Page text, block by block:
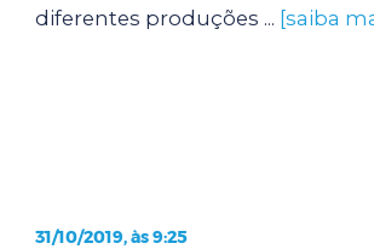
diferentes produções ... [saiba
31/10/2019, às 9:25